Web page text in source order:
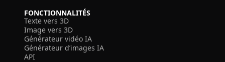
FONCTIONNALITÉS
Texte vers 3D
Image vers 3D
Générateur vidéo IA
Générateur d’images IA
API